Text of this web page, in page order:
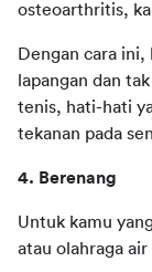
Dengan cara ini,
lapangan dan
tenis, hati-hati
tekanan pada
4. Berenang
Untuk kamu
atau olahraga